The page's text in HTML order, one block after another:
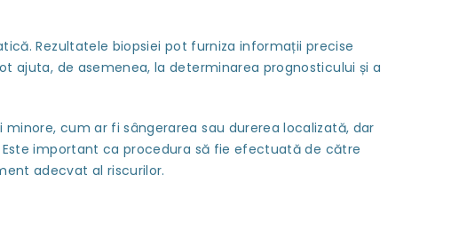
Rezultatele biopsiei pot furniza informații precise
ajuta, de asemenea, la determinarea prognosticului și a
cum ar fi sângerarea sau durerea localizată, dar
important ca procedura să fie efectuată de către
adecvat al riscurilor.